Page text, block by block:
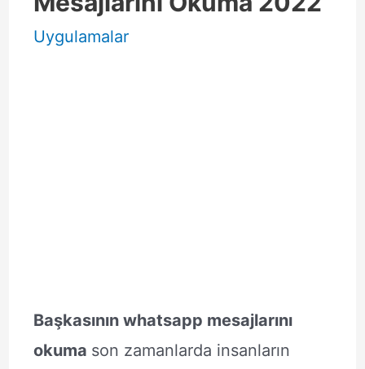
Uygulamalar
Başkasının whatsapp mesajlarını
okuma son zamanlarda insanların